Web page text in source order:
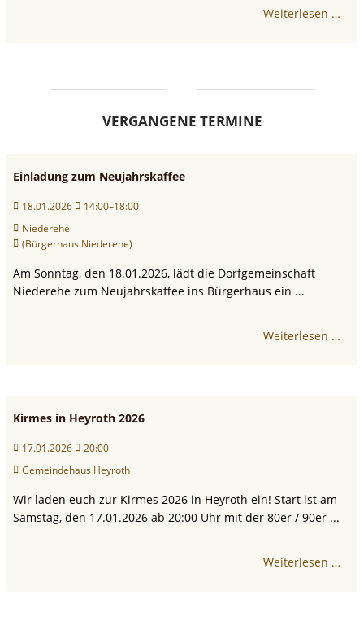
Weiterlesen …
VERGANGENE TERMINE
Einladung zum Neujahrskaffee
18.01.2026
14:00–18:00
Niederehe
(Bürgerhaus Niederehe)
Am Sonntag, den 18.01.2026, lädt die Dorfgemeinschaft
Niederehe zum Neujahrskaffee ins Bürgerhaus ein ...
Weiterlesen …
Kirmes in Heyroth 2026
17.01.2026
20:00
Gemeindehaus Heyroth
Wir laden euch zur Kirmes 2026 in Heyroth ein! Start ist am
Samstag, den 17.01.2026 ab 20:00 Uhr mit der 80er / 90er ...
Weiterlesen …